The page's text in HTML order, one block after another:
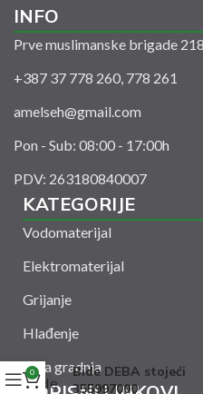
INFO
Prve muslimanske brigade
+387 37 778 260, 778 261
amelseh@gmail.com
Pon - Sub: 08:00 - 17:00h
PDV: 263180840007
KATEGORIJE
Vodomaterijal
Elektromaterijal
Grijanje
Hlađenje
Suha gradnjaBide DEBA stojeći
355997000
0